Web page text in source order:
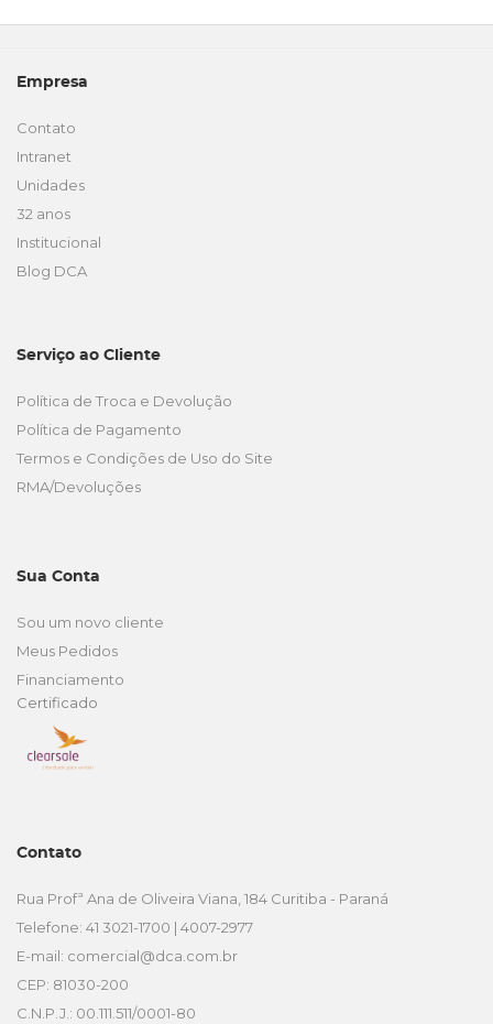
Empresa
Contato
Intranet
Unidades
32 anos
Institucional
Blog DCA
Serviço ao Cliente
Política de Troca e Devolução
Política de Pagamento
Termos e Condições de Uso do Site
RMA/Devoluções
Sua Conta
Sou um novo cliente
Meus Pedidos
Financiamento
Certificado
Contato
Rua Profª Ana de Oliveira Viana, 184 Curitiba - Paraná
Telefone: 41 3021-1700 | 4007-2977
E-mail: comercial@dca.com.br
CEP: 81030-200
C.N.P.J.: 00.111.511/0001-80